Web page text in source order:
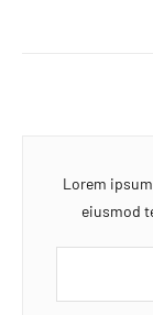
Lorem
eiusmod